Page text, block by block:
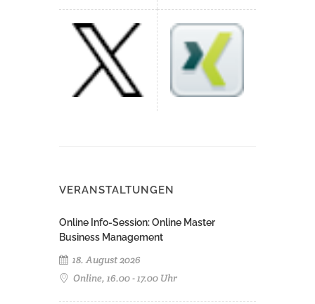
VERANSTALTUNGEN
Online Info-Session: Online Master
Business Management
18. August 2026
Online, 16.00 - 17.00 Uhr